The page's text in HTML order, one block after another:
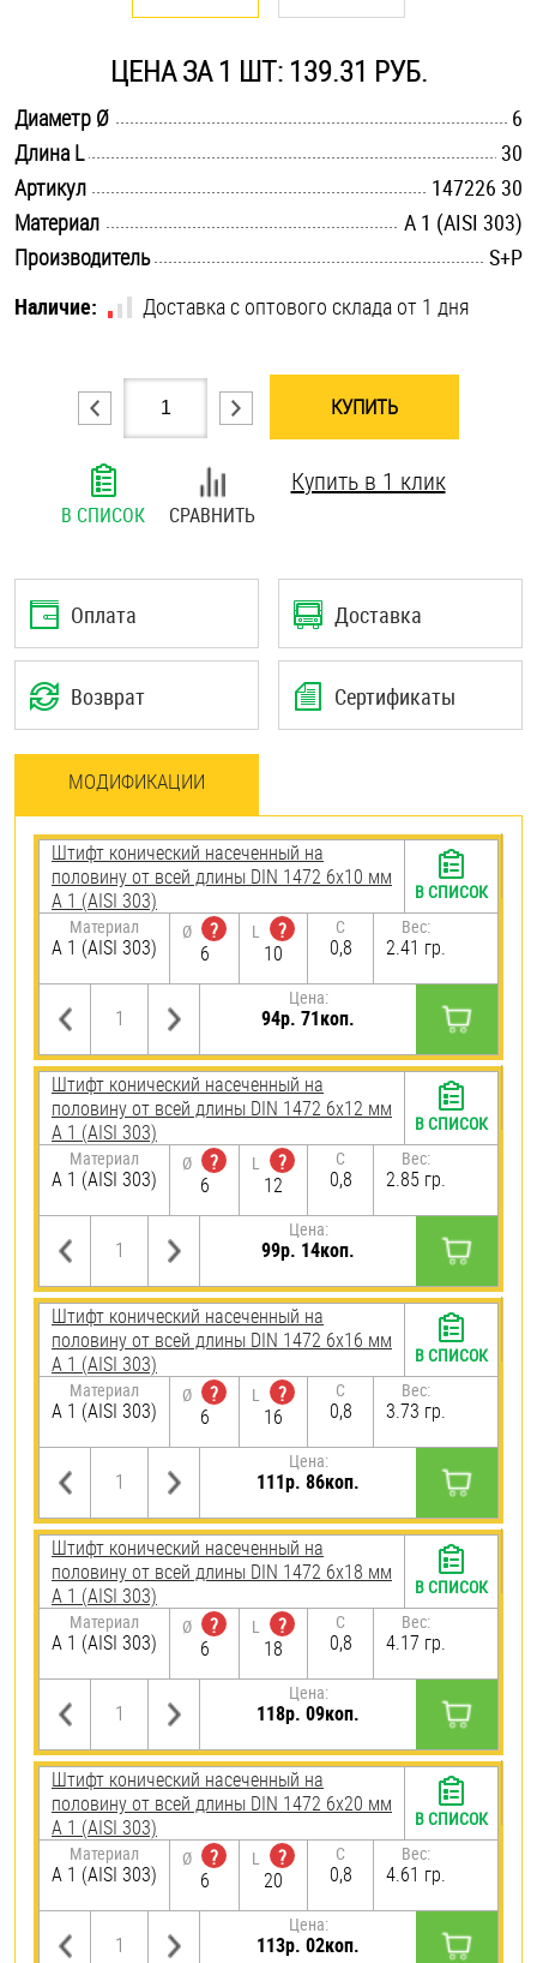
Стопорные кольца
Такелаж
Хомуты
Шайбы
Шпильки
Шплинты
Штифты и пальцы
ЦЕНА ЗА 1 ШТ: 139.31 РУБ.
Диаметр Ø
6
Длина L
30
Артикул
147226 30
Материал
А 1 (AISI 303)
Производитель
S+P
Наличие:
Доставка с оптового склада от 1 дня
КУПИТЬ
В СПИСОК СРАВНИТЬ
Купить в 1 клик
Оплата Доставка
Возврат Сертификаты
МОДИФИКАЦИИ
Штифт конический насеченный на
половину от всей длины DIN 1472 6х10 мм
А 1 (AISI 303)
Материал
А 1 (AISI 303)
Ø
?
6
L
?
10
C
0,8
Вес:
2.41 гр.
Цена:
94р. 71коп.
В СПИСОК
Штифт конический насеченный на
половину от всей длины DIN 1472 6х12 мм
А 1 (AISI 303)
Материал
А 1 (AISI 303)
Ø
?
6
L
?
12
C
0,8
Вес:
2.85 гр.
Цена:
99р. 14коп.
В СПИСОК
Штифт конический насеченный на
половину от всей длины DIN 1472 6х16 мм
А 1 (AISI 303)
Материал
А 1 (AISI 303)
Ø
?
6
L
?
16
C
0,8
Вес:
3.73 гр.
Цена:
111р. 86коп.
В СПИСОК
Штифт конический насеченный на
половину от всей длины DIN 1472 6х18 мм
А 1 (AISI 303)
Материал
А 1 (AISI 303)
Ø
?
6
L
?
18
C
0,8
Вес:
4.17 гр.
Цена:
118р. 09коп.
В СПИСОК
Штифт конический насеченный на
половину от всей длины DIN 1472 6х20 мм
А 1 (AISI 303)
Материал
А 1 (AISI 303)
Ø
?
6
L
?
20
C
0,8
Вес:
4.61 гр.
Цена:
113р. 02коп.
В СПИСОК